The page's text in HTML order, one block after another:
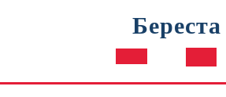
Береста
Кнопка